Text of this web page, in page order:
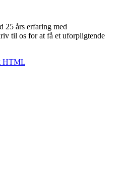
25 års erfaring med
til os for at få et uforpligtende
HTML